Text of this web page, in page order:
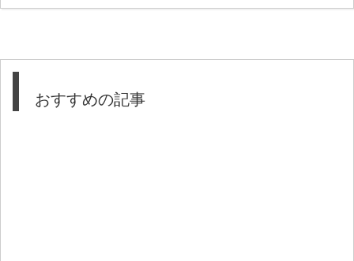
おすすめの記事